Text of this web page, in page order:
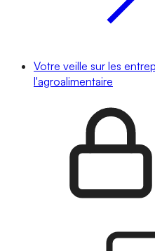
Votre veille sur les
l'agroalimentaire